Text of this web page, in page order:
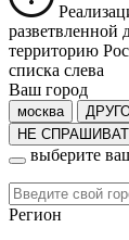
территорию
списка слева
Ваш город
москва
НЕ
выберите
Регион